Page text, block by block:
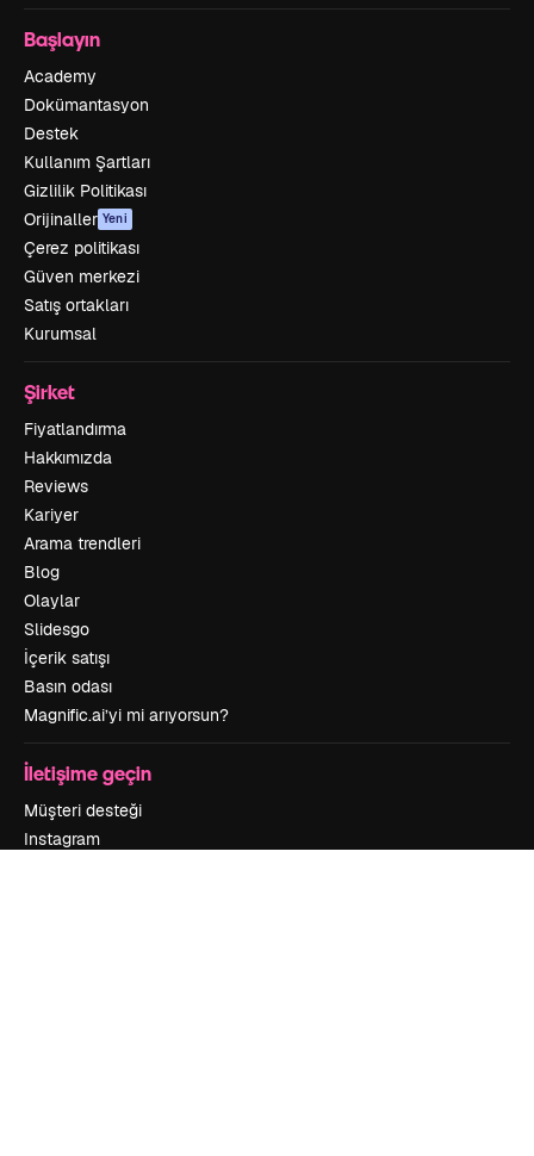
Başlayın
Academy
Dokümantasyon
Destek
Kullanım Şartları
Gizlilik Politikası
Orijinaller Yeni
Çerez politikası
Güven merkezi
Satış ortakları
Kurumsal
Şirket
Fiyatlandırma
Hakkımızda
Reviews
Kariyer
Arama trendleri
Blog
Olaylar
Slidesgo
İçerik satışı
Basın odası
Magnific.ai’yi mi arıyorsun?
İletişime geçin
Müşteri desteği
Instagram